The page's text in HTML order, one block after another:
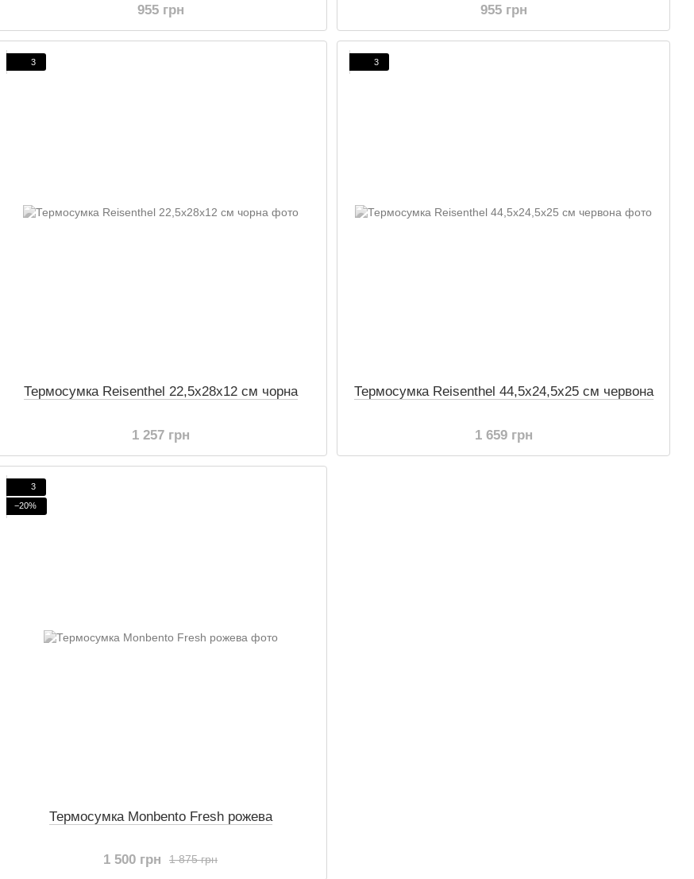
955 грн 955 грн
3
Термосумка Reisenthel 22,5х28х12 см чорна
1 257 грн
3
Термосумка Reisenthel 44,5х24,5х25 см червона
1 659 грн
3
−20%
Термосумка Monbento Fresh рожева
1 875 грн
1 500 грн